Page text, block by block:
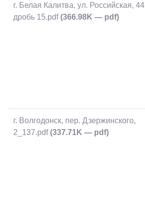
г. Белая Калитва, ул. Российская, 44
дробь 15.pdf (366.98K — pdf)
г. Волгодонск, пер. Дзержинского,
2_137.pdf (337.71K — pdf)